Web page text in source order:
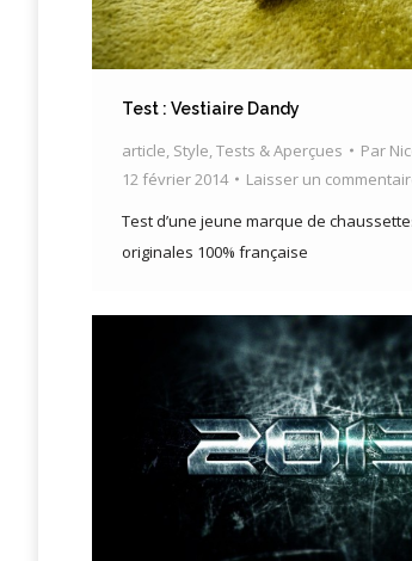
Test : Vestiaire Dandy
article, Style,Tests & Aperçues Par
12 février 2014
Laisser un
Test d’une jeune marque de
originales 100% française